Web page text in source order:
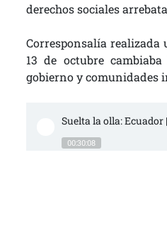
derechos sociales
Corresponsalía realizada
13 de octubre
gobierno y comunidades
Suelta la olla: Ecuador
00:30:08